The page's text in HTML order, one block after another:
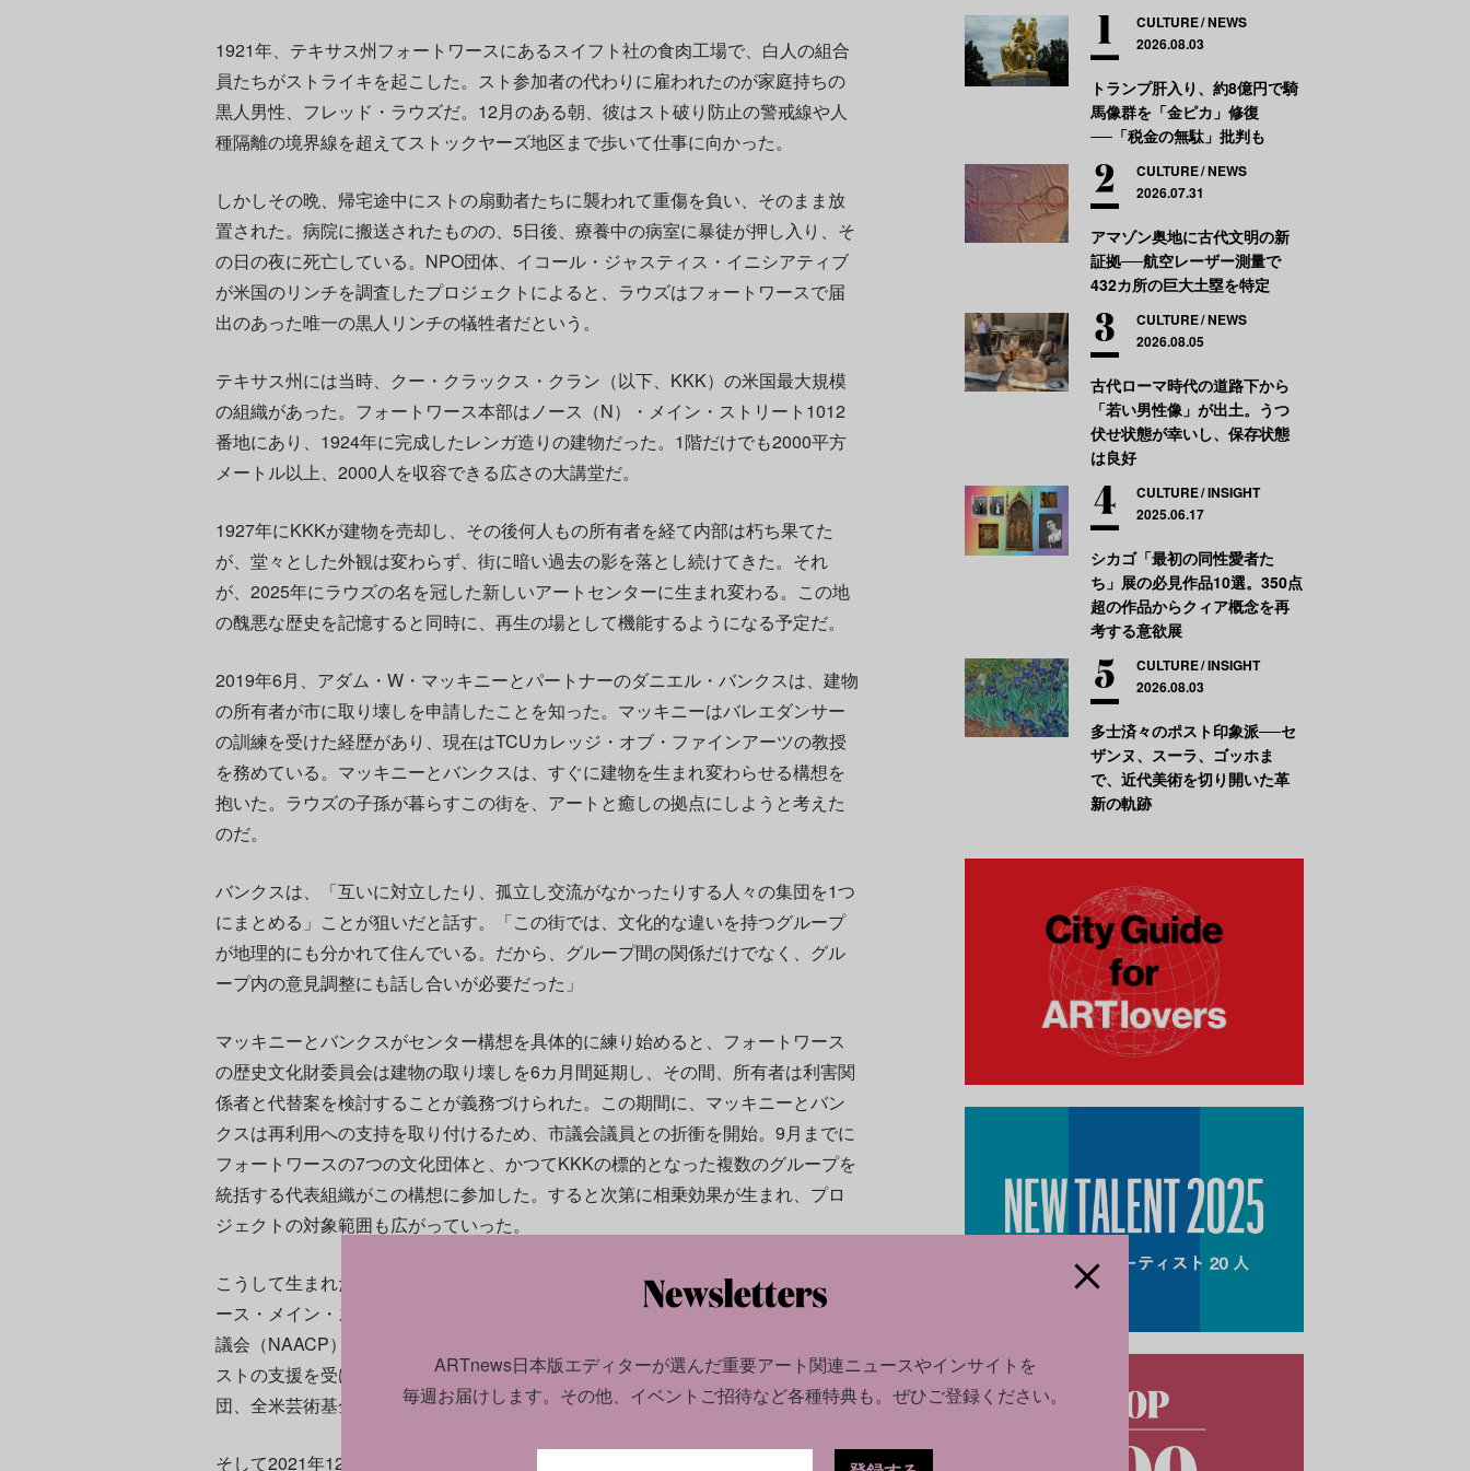
1921年、テキサス州フォートワースにあるスイフト社の食肉工場で、白人の組合
員たちがストライキを起こした。スト参加者の代わりに雇われたのが家庭持ちの
黒人男性、フレッド・ラウズだ。12月のある朝、彼はスト破り防止の警戒線や人
種隔離の境界線を超えてストックヤーズ地区まで歩いて仕事に向かった。
しかしその晩、帰宅途中にストの扇動者たちに襲われて重傷を負い、そのまま放
置された。病院に搬送されたものの、5日後、療養中の病室に暴徒が押し入り、そ
の日の夜に死亡している。NPO団体、イコール・ジャスティス・イニシアティブ
が米国のリンチを調査したプロジェクトによると、ラウズはフォートワースで届
出のあった唯一の黒人リンチの犠牲者だという。
テキサス州には当時、クー・クラックス・クラン（以下、KKK）の米国最大規模
の組織があった。フォートワース本部はノース（N）・メイン・ストリート1012
番地にあり、1924年に完成したレンガ造りの建物だった。1階だけでも2000平方
メートル以上、2000人を収容できる広さの大講堂だ。
1927年にKKKが建物を売却し、その後何人もの所有者を経て内部は朽ち果てた
が、堂々とした外観は変わらず、街に暗い過去の影を落とし続けてきた。それ
が、2025年にラウズの名を冠した新しいアートセンターに生まれ変わる。この地
の醜悪な歴史を記憶すると同時に、再生の場として機能するようになる予定だ。
2019年6月、アダム・W・マッキニーとパートナーのダニエル・バンクスは、建物
の所有者が市に取り壊しを申請したことを知った。マッキニーはバレエダンサー
の訓練を受けた経歴があり、現在はTCUカレッジ・オブ・ファインアーツの教授
を務めている。マッキニーとバンクスは、すぐに建物を生まれ変わらせる構想を
抱いた。ラウズの子孫が暮らすこの街を、アートと癒しの拠点にしようと考えた
のだ。
バンクスは、「互いに対立したり、孤立し交流がなかったりする人々の集団を1つ
にまとめる」ことが狙いだと話す。「この街では、文化的な違いを持つグループ
が地理的にも分かれて住んでいる。だから、グループ間の関係だけでなく、グル
ープ内の意見調整にも話し合いが必要だった」
マッキニーとバンクスがセンター構想を具体的に練り始めると、フォートワース
の歴史文化財委員会は建物の取り壊しを6カ月間延期し、その間、所有者は利害関
係者と代替案を検討することが義務づけられた。この期間に、マッキニーとバン
クスは再利用への支持を取り付けるため、市議会議員との折衝を開始。9月までに
フォートワースの7つの文化団体と、かつてKKKの標的となった複数のグループを
統括する代表組織がこの構想に参加した。すると次第に相乗効果が生まれ、プロ
ジェクトの対象範囲も広がっていった。
こうして生まれた連合組織、トランスフォーム・1012 Nメイン・ストリート（ノ
ース・メイン・ストリート1012番地を変革しよう）は、全米有色人種地位向上協
議会（NAACP）の州支部と地方支部、歴史保存活動などを行うナショナル・トラ
ストの支援を受け、非営利団体としての地位を獲得。メロン財団、フォード財
団、全米芸術基金からも助成金を得ることになった。
そして2021年12月、建物の前オーナーとレインウォーター慈善財団からの寄付を
CULTURE NEWS
2026.08.03
トランプ肝入り、約8億円で騎
馬像群を「金ピカ」修復
──「税金の無駄」批判も
CULTURE NEWS
2026.07.31
アマゾン奥地に古代文明の新
証拠──航空レーザー測量で
432カ所の巨大土塁を特定
CULTURE NEWS
2026.08.05
古代ローマ時代の道路下から
「若い男性像」が出土。うつ
伏せ状態が幸いし、保存状態
は良好
CULTURE INSIGHT
2025.06.17
シカゴ「最初の同性愛者た
ち」展の必見作品10選。350点
超の作品からクィア概念を再
考する意欲展
CULTURE INSIGHT
2026.08.03
多士済々のポスト印象派──セ
ザンヌ、スーラ、ゴッホま
で、近代美術を切り開いた革
新の軌跡
ARTnews日本版エディターが選んだ重要アート関連ニュースやインサイトを
毎週お届けします。 その他、イベントご招待など各種特典も。ぜひご登録ください。